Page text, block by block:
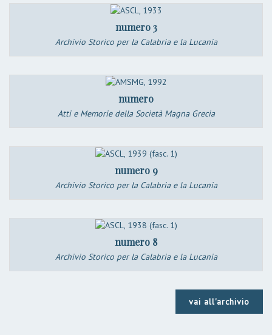
numero 3
Archivio Storico per la Calabria e la Lucania
numero
Atti e Memorie della Società Magna Grecia
numero 9
Archivio Storico per la Calabria e la Lucania
numero 8
Archivio Storico per la Calabria e la Lucania
vai all'archivio